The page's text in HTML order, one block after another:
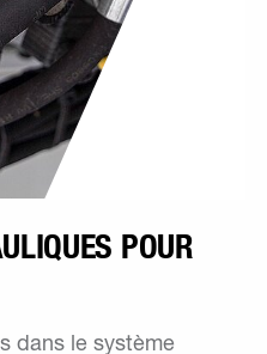
POUR
dans le système